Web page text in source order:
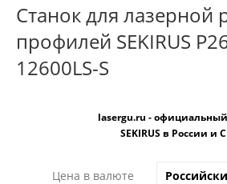
Станок для лазерной
профилей SEKIRUS
12600LS-S
Цена в валюте
lasergu.ru -
SEKIRUS в России и